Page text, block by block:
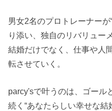
男女2名のプロトレーナー
り添い、独自のリバリュー
結婚だけでなく、仕事や人
転させていく。
parcy'sで叶うのは、ゴール
続く“あなたらしい幸せな結